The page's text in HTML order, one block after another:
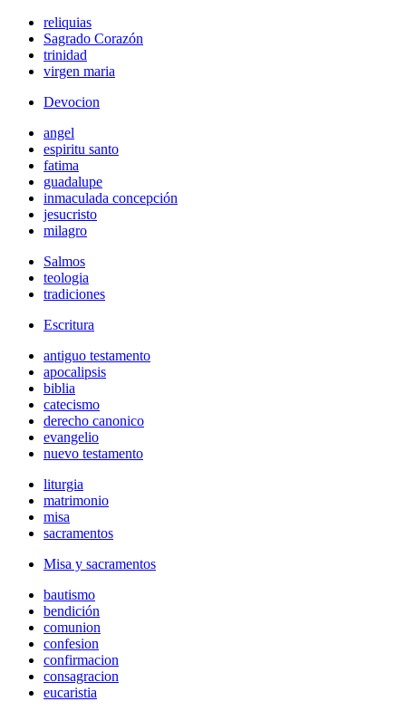
reliquias
Sagrado Corazón
trinidad
virgen maria
Devocion
angel
espiritu santo
fatima
guadalupe
inmaculada concepción
jesucristo
milagro
Salmos
teologia
tradiciones
Escritura
antiguo testamento
apocalipsis
biblia
catecismo
derecho canonico
evangelio
nuevo testamento
liturgia
matrimonio
misa
sacramentos
Misa y sacramentos
bautismo
bendición
comunion
confesion
confirmacion
consagracion
eucaristia